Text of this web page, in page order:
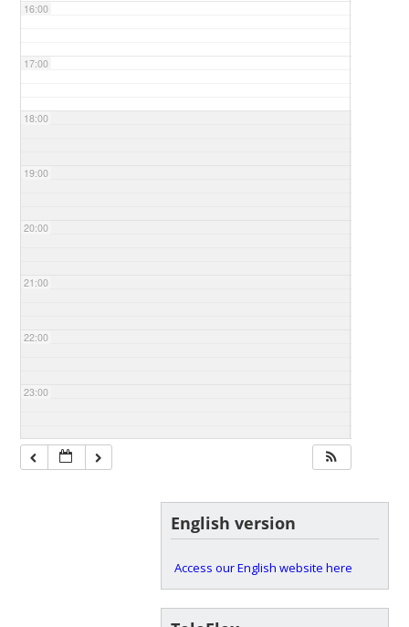
16:00
17:00
18:00
19:00
20:00
21:00
22:00
23:00
English version
Access our English website here